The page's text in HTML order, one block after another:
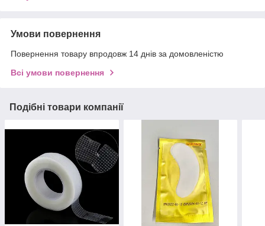
Умови повернення
Повернення товару впродовж 14 днів за домовленістю
Всі умови повернення
Подібні товари компанії